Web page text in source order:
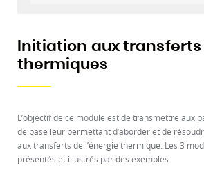
Initiation aux transferts
thermiques
L’objectif de ce module est de transmettre aux
de base leur permettant d’aborder et de
aux transferts de l’énergie thermique. Les 3
présentés et illustrés par des exemples.